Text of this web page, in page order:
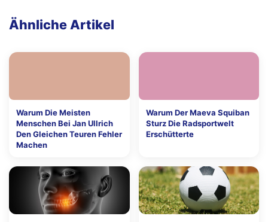
Ähnliche Artikel
Warum Die Meisten
Menschen Bei Jan Ullrich
Den Gleichen Teuren Fehler
Machen
Warum Der Maeva Squiban
Sturz Die Radsportwelt
Erschütterte